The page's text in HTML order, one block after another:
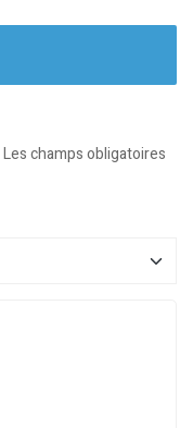
Les champs obligatoires